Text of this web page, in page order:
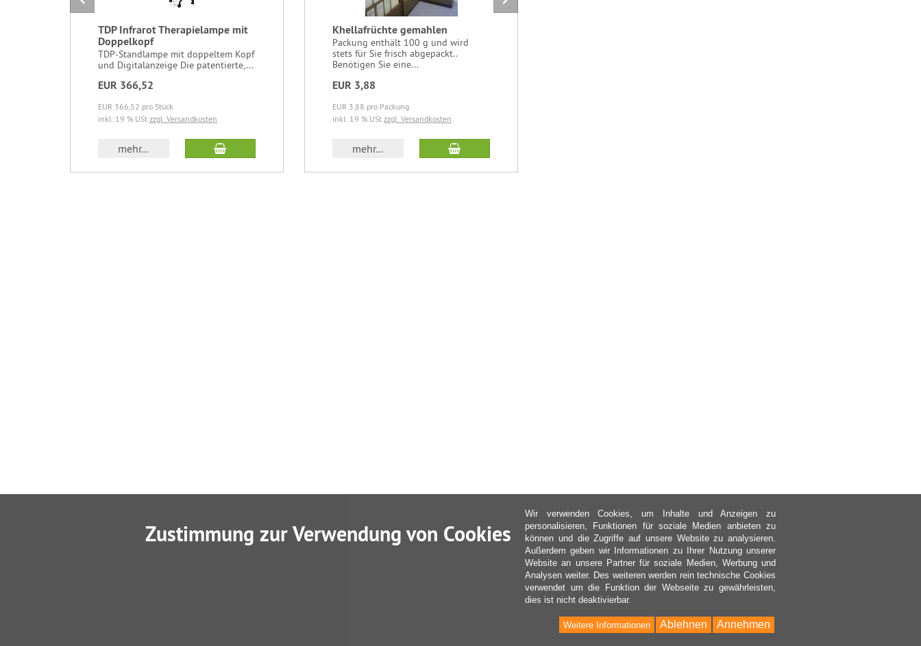
TDP Infrarot Therapielampe mit
Doppelkopf
TDP-Standlampe mit doppeltem Kopf
und Digitalanzeige Die patentierte,...
EUR 366,52
EUR 366,52 pro Stück
inkl. 19 % USt zzgl. Versandkosten
mehr... In den Warenkorb
Khellafrüchte gemahlen
Packung enthält 100 g und wird
stets für Sie frisch abgepackt..
Benötigen Sie eine...
EUR 3,88
EUR 3,88 pro Packung
inkl. 19 % USt zzgl. Versandkosten
mehr... In den Warenkorb
Zustimmung zur Verwendung von Cookies
Wir verwenden Cookies, um Inhalte und Anzeigen zu
personalisieren, Funktionen für soziale Medien anbieten zu
können und die Zugriffe auf unsere Website zu analysieren.
Außerdem geben wir Informationen zu Ihrer Nutzung unserer
Website an unsere Partner für soziale Medien, Werbung und
Analysen weiter. Des weiteren werden rein technische Cookies
verwendet um die Funktion der Webseite zu gewährleisten,
dies ist nicht deaktivierbar.
Annehmen
Ablehnen
Weitere Informationen